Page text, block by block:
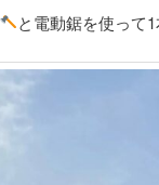
と電動鋸を使って